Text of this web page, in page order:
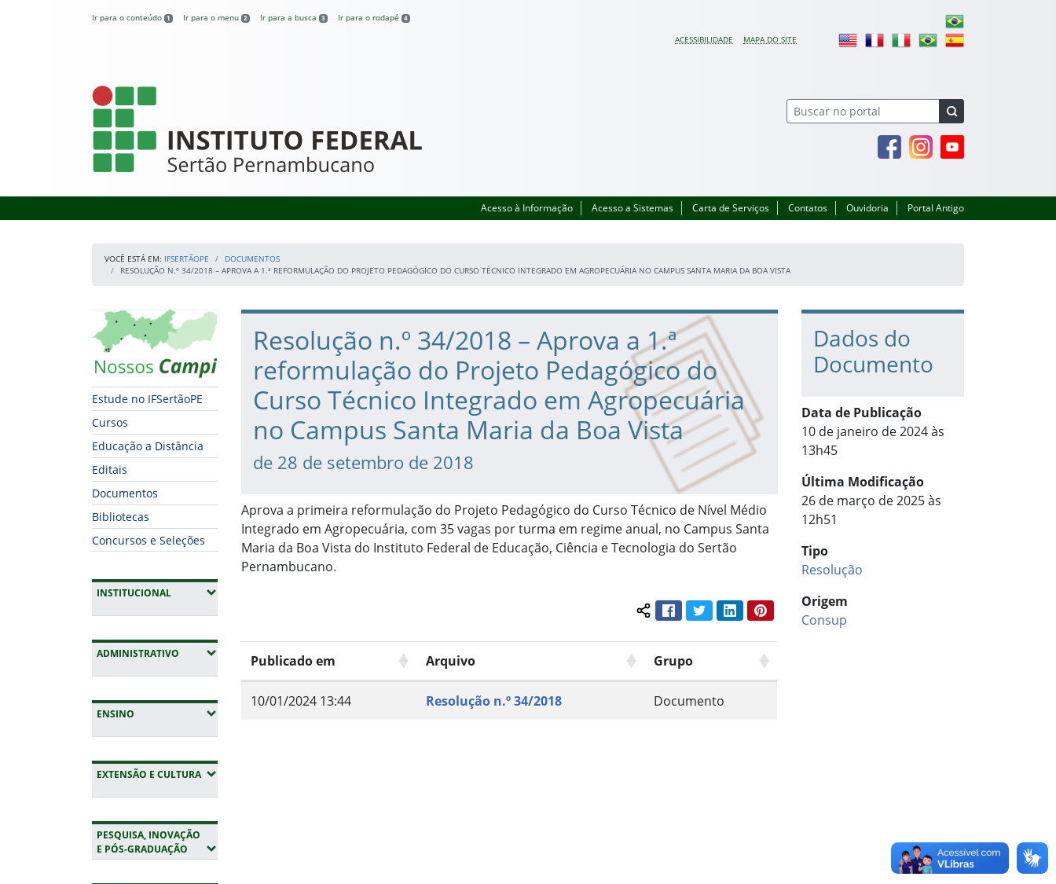
Ir para o conteúdo 1 Ir para o menu 2 Ir para a busca 3 Ir para o rodapé 4
ACESSIBILIDADE MAPA DO SITE
IFSertãoPE
FacebookInstagramYoutube
Acesso à Informação Acesso a Sistemas Carta de Serviços Contatos Ouvidoria Portal Antigo
VOCÊ ESTÁ EM: IFSERTÃOPE
DOCUMENTOS
RESOLUÇÃO N.º 34/2018 – APROVA A 1.ª REFORMULAÇÃO DO PROJETO PEDAGÓGICO DO CURSO TÉCNICO INTEGRADO EM AGROPECUÁRIA NO CAMPUS SANTA MARIA DA BOA VISTA
Início da navegação
Mapa Campi
Estude no IFSertãoPE
Cursos
Educação a Distância
Editais
Documentos
Bibliotecas
Concursos e Seleções
INSTITUCIONAL(EXPANDIR SUBMENUS)
ADMINISTRATIVO (EXPANDIR SUBMENUS)
ENSINO (EXPANDIR SUBMENUS)
EXTENSÃO E CULTURA(EXPANDIR SUBMENUS)
PESQUISA, INOVAÇÃO
E PÓS-GRADUAÇÃO (EXPANDIR SUBMENUS)
Início do conteúdo
Resolução n.º 34/2018 – Aprova a 1.ª
reformulação do Projeto Pedagógico do
Curso Técnico Integrado em Agropecuária
no Campus Santa Maria da Boa Vista
de 28 de setembro de 2018
Aprova a primeira reformulação do Projeto Pedagógico do Curso Técnico de Nível Médio
Integrado em Agropecuária, com 35 vagas por turma em regime anual, no Campus Santa
Maria da Boa Vista do Instituto Federal de Educação, Ciência e Tecnologia do Sertão
Pernambucano.
Compartilhar conteúdo:
FacebookTwitterLinkedInPinterest
Publicado em Arquivo Grupo
10/01/2024 13:44 Resolução n.º 34/2018 Documento
Dados do
Documento
Data de Publicação
10 de janeiro de 2024 às
13h45
Última Modificação
26 de março de 2025 às
12h51
Tipo
Resolução
Origem
Consup